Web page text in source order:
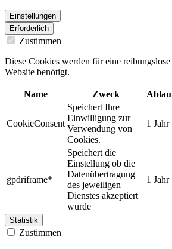
Einstellungen
Erforderlich
Zustimmen
Diese Cookies werden für eine
Website benötigt.
Name Zweck
CookieConsent
Speichert Ihre
Einwilligung zur
Verwendung von
Cookies.
1 Jahr
gpdriframe*
Speichert die
Einstellung ob die
Datenübertragung
des jeweiligen
Dienstes akzeptiert
wurde
1 Jahr
Statistik
Zustimmen